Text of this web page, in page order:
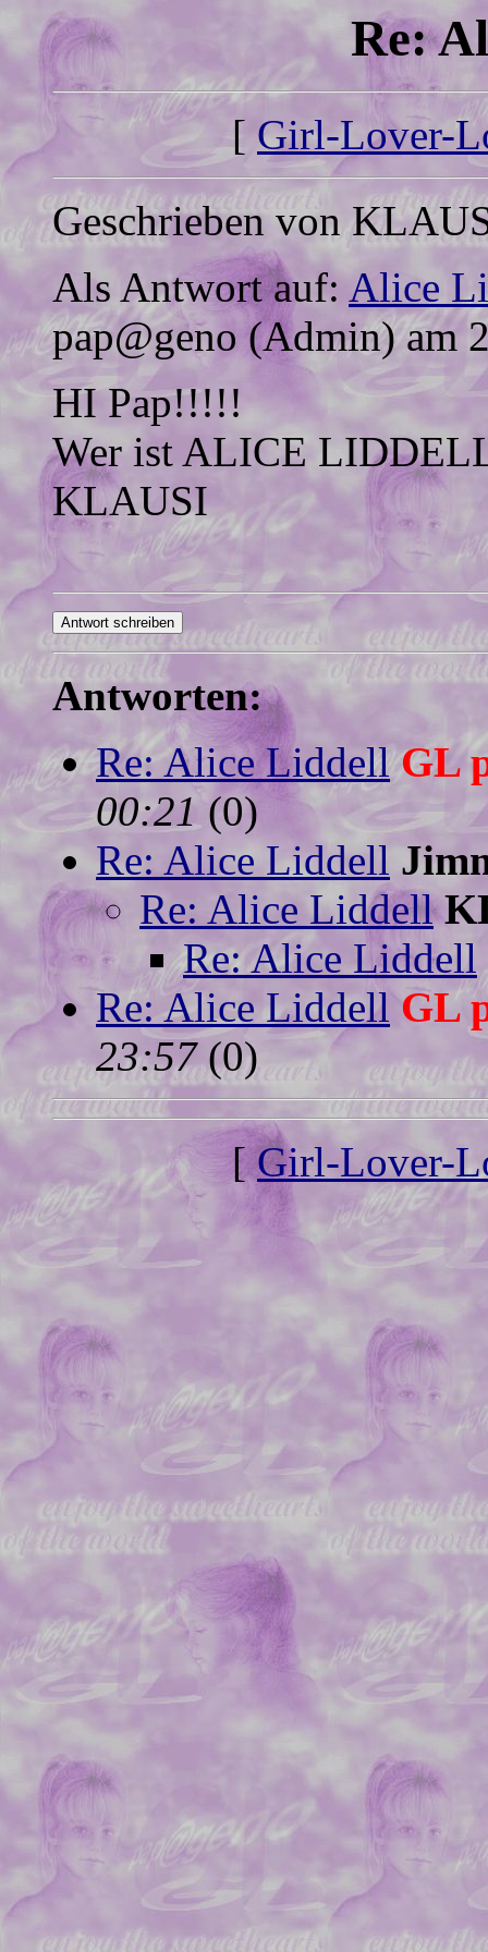
Re:
[ Girl-Lover-
Geschrieben von
Als Antwort auf:Alice
pap@geno (Admin) am
HI Pap!!!!!
Wer ist ALICE
KLAUSI
Antworten:
Re: Alice Liddell GL
00:21 (0)
Re: Alice Liddell
Re: Alice Liddell
Re: Alice Liddell
Re: Alice Liddell GL
23:57(0)
[ Girl-Lover-